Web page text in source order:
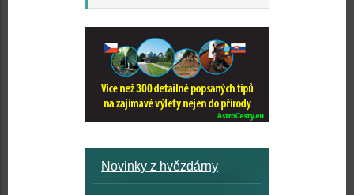
Novinky z hvězdárny